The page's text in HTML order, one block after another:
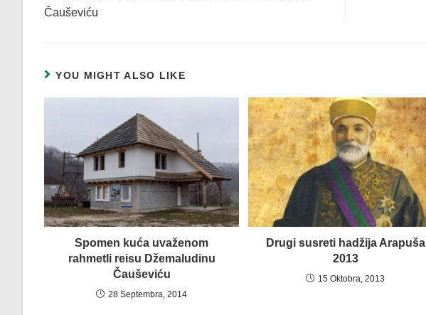
Čauševiću
YOU MIGHT ALSO LIKE
Spomen kuća uvaženom
rahmetli reisu Džemaludinu
Čauševiću
28 Septembra, 2014
Drugi susreti hadžija Arapuša
2013
15 Oktobra, 2013